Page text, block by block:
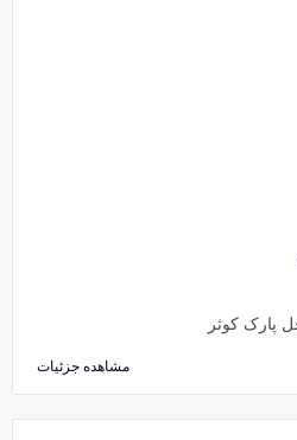
مشاهده جزئیات